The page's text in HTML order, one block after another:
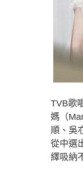
TVB歌
媽（
順、吳
從中選
繹吸納